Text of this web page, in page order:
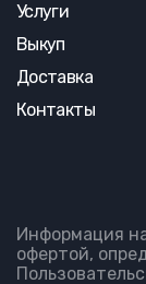
Услуги
Выкуп
Доставка
Контакты
Информация
офертой,